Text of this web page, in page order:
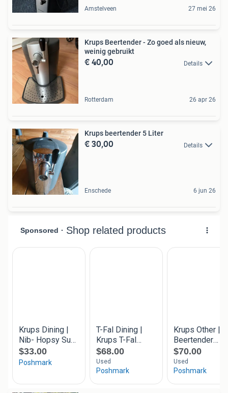
Amstelveen 27 mei 26
Krups Beertender - Zo goed als nieuw,
weinig gebruikt
€ 40,00 Details
Rotterdam 26 apr 26
Krups beertender 5 Liter
€ 30,00 Details
Enschede 6 jun 26